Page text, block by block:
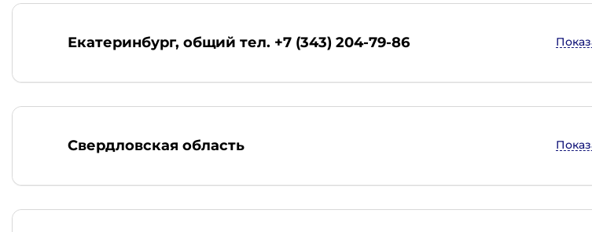
Екатеринбург, общий тел. +7 (343) 204-79-86
Свердловская область